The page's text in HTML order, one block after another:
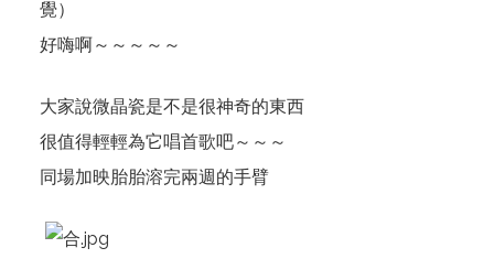
覺）
好嗨啊～～～～～
大家說微晶瓷是不是很神奇的東西
很值得輕輕為它唱首歌吧～～～
同場加映胎胎溶完兩週的手臂